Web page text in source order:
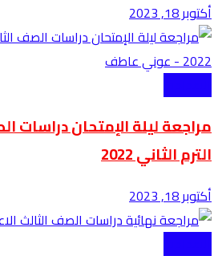
أكتوبر 18, 2023
مراجعة ليلة الإمتحان دراسات
الترم الثاني 2022
أكتوبر 18, 2023